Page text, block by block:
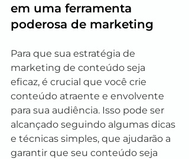
em uma ferramenta
poderosa de marketing
Para que sua estratégia de
marketing de conteúdo seja
eficaz, é crucial que você crie
conteúdo atraente e envolvente
para sua audiência. Isso pode ser
alcançado seguindo algumas dicas
e técnicas simples, que ajudarão a
garantir que seu conteúdo seja